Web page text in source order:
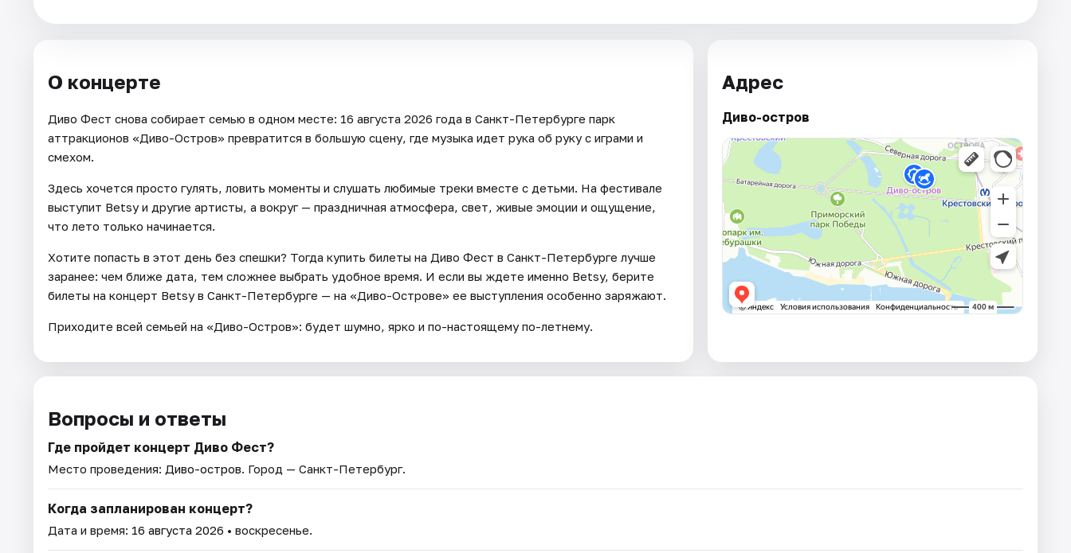
О концерте
Диво Фест снова собирает семью в одном месте: 16 августа 2026 года в Санкт-Петербурге парк
аттракционов «Диво-Остров» превратится в большую сцену, где музыка идет рука об руку с играми и
смехом.
Здесь хочется просто гулять, ловить моменты и слушать любимые треки вместе с детьми. На фестивале
выступит Betsy и другие артисты, а вокруг — праздничная атмосфера, свет, живые эмоции и ощущение,
что лето только начинается.
Хотите попасть в этот день без спешки? Тогда купить билеты на Диво Фест в Санкт-Петербурге лучше
заранее: чем ближе дата, тем сложнее выбрать удобное время. И если вы ждете именно Betsy, берите
билеты на концерт Betsy в Санкт-Петербурге — на «Диво-Острове» ее выступления особенно заряжают.
Приходите всей семьей на «Диво-Остров»: будет шумно, ярко и по-настоящему по-летнему.
Адрес
Диво-остров
Вопросы и ответы
Где пройдет концерт Диво Фест?
Место проведения: Диво-остров. Город — Санкт-Петербург.
Когда запланирован концерт?
Дата и время: 16 августа 2026 • воскресенье.